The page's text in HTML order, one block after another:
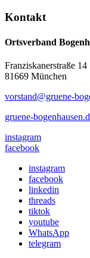
Kontakt
Ortsverband
Franziskanerstraße 14
81669 München
vorstand@gruene-
gruene-
instagram
facebook
instagram
facebook
linkedin
threads
tiktok
youtube
WhatsApp
telegram